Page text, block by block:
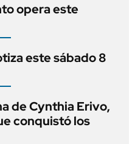
opera este
este sábado 8
de Cynthia Erivo,
conquistó los